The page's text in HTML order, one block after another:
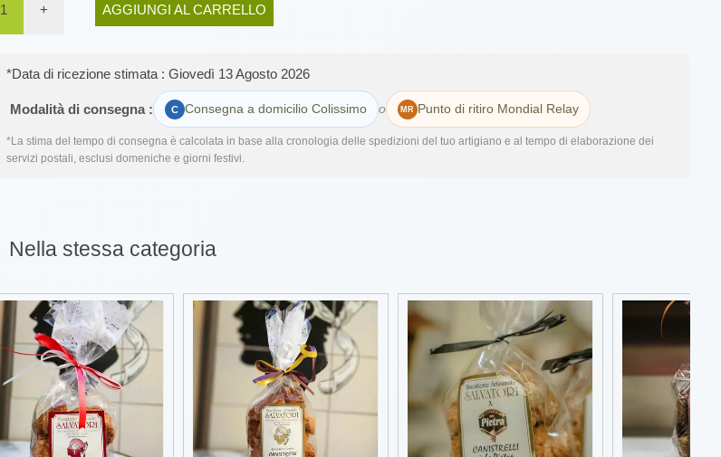
1 + AGGIUNGI AL CARRELLO
*Data di ricezione stimata : Giovedì 13 Agosto 2026
Modalità di consegna : Consegna a domicilio Colissimo o Punto di ritiro Mondial Relay
*La stima del tempo di consegna è calcolata in base alla cronologia delle spedizioni del tuo artigiano e al tempo di elaborazione dei
servizi postali, esclusi domeniche e giorni festivi.
Nella stessa categoria